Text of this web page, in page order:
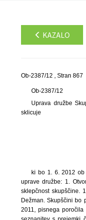
KAZALO
Ob-2387/12 , Stran 867
Ob-2387/12
Uprava družbe
sklicuje
ki bo 1. 6. 2012 ob 10. uri, v prostorih družbe, na naslovu Ameriška ulica 8, 1000 Ljubljana. Dnevni red s predlogi sklepov uprave družbe: 1. Otvoritev skupščine, ugotovitev sklepčnosti in izvolitev organov skupščine. Predlog sklepa: 1.1. Ugotovi se sklepčnost skupščine. 1.2. Za predsednika skupščine se izvoli Miha Likar, za preštevalca glasov se izvolita Boris Kočar in Iris Dežman. Skupščini bo prisostvoval vabljeni notar Uroš Kos iz Ljubljane. 2. Obravnava pisnega poročila družbe za poslovno leto 2011, pisnega poročila nadzornega sveta o rezultatu preveritve revidiranega letnega poročila družbe za poslovno leto 2011 in seznanitev s prejemki članov vodenja in nadzora v letu 2011. Predlog sklepa: 2.1. Skupščina se seznani z revidiranim letnim poročilom družbe za poslovno leto 2011, potrjenim s strani nadzornega sveta, ter s poročilom nadzornega sveta za poslovno leto 2011. 2.2. Skupščina se seznani s prejemki članov vodenja in nadzora, ki so jih za opravljanje nalog v družbi prejeli v letu 2011. 3. Povečanje osnovnega kapitala iz sredstev družbe. Predlog sklepa: 3.1. Osnovni kapital družbe Skupina Prva d.d., Ljubljana, ki znaša 14.292.120,00 EUR in je razdeljen na 259.440 navadnih imenskih delnic razreda A z nominalno vrednostjo delnice 28,00 EUR in skupno nominalno vrednostjo 7.264.320,00 EUR in 180.200 prednostnih imenskih delnic razreda B z nominalno vrednostjo delnice 39,00 EUR in skupno nominalno vrednostjo 7.027.800,00 EUR se poveča za znesek 857.516,00 EUR, tako da po povečanju znaša 15.149.636,00 EUR